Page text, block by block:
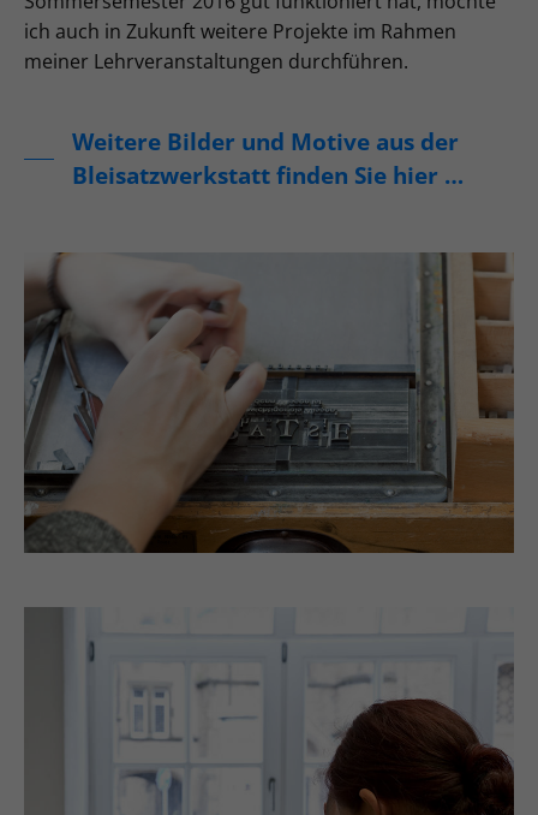
ich auch in Zukunft weitere Projekte im Rahmen
meiner Lehrveranstaltungen durchführen.
Weitere Bilder und Motive aus der
Bleisatzwerkstatt finden Sie hier …